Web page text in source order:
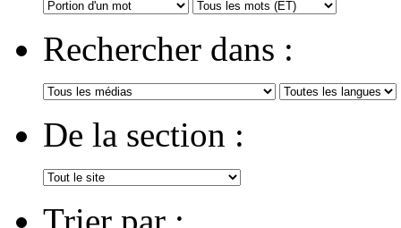
Rechercher dans :
De la section :
Trier par :